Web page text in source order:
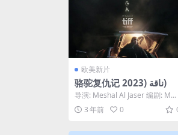
欧美新片
骆驼复仇记 ناقة (2023)
导演: Meshal Al Jaser 编剧: Mes
hal Al Jaser ...
3 年前 0